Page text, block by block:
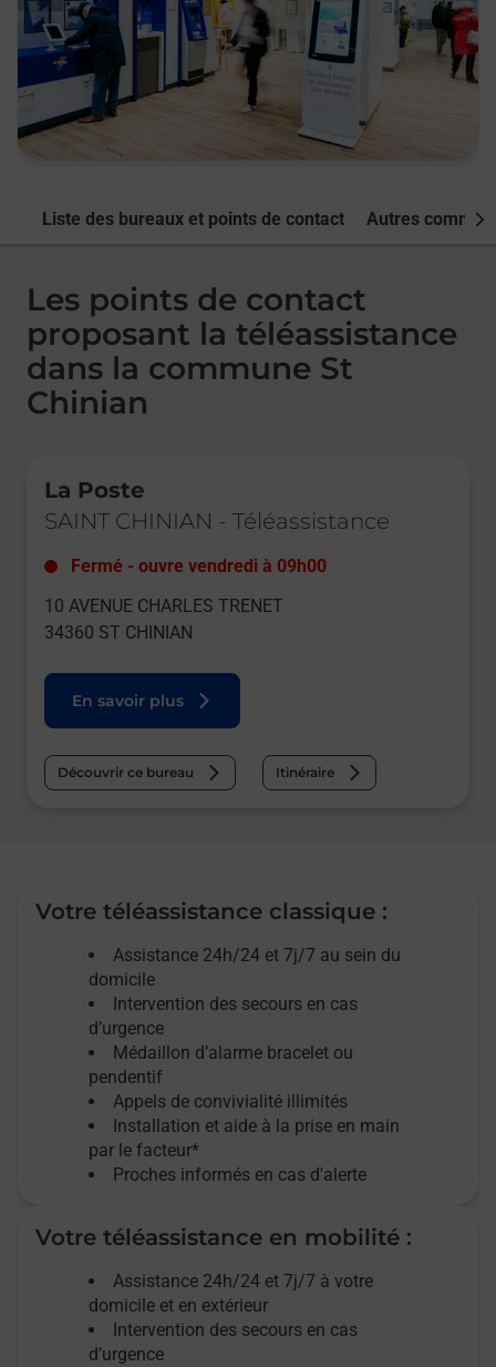
Liste des bureaux et points de contact Autres
Les points de contact
proposant la téléassistance
dans la commune St
Chinian
La Poste
SAINT CHINIAN - Téléassistance
Fermé - ouvre vendredi à 09h00
10 AVENUE CHARLES TRENET
34360 ST CHINIAN
En savoir plus
Découvrir ce bureau Itinéraire
Votre téléassistance classique :
Assistance 24h/24 et 7j/7 au sein du
domicile
Intervention des secours en cas
d’urgence
Médaillon d’alarme bracelet ou
pendentif
Appels de convivialité illimités
Installation et aide à la prise en main
par le facteur*
Proches informés en cas d'alerte
Votre téléassistance en mobilité :
Assistance 24h/24 et 7j/7 à votre
domicile et en extérieur
Intervention des secours en cas
d’urgence